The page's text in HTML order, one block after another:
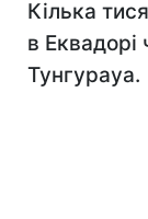
Кілька
в
Тунгурауа.